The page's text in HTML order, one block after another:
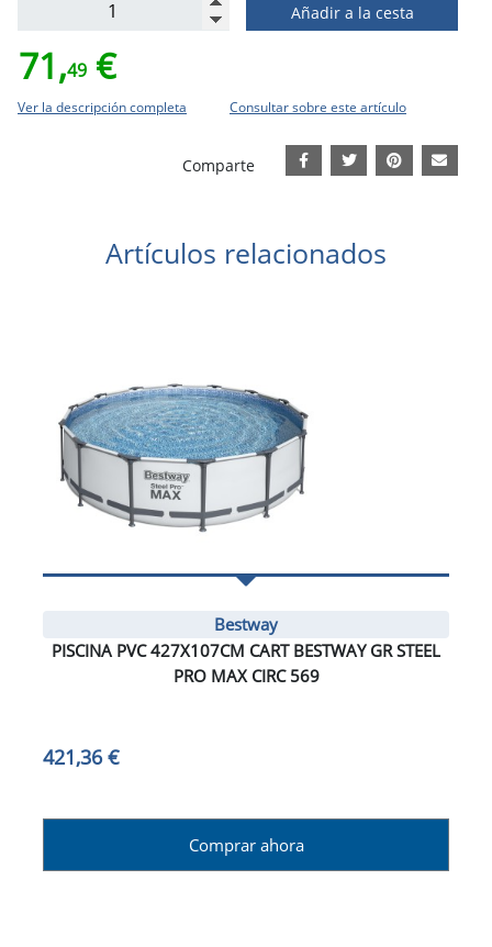
Añadir a la cesta
71,49 €
Ver la descripción completa Consultar sobre este artículo
Comparte
Artículos relacionados
Bestway
PISCINA PVC 427X107CM CART BESTWAY GR STEEL
PRO MAX CIRC 569
421,36 €
Comprar ahora